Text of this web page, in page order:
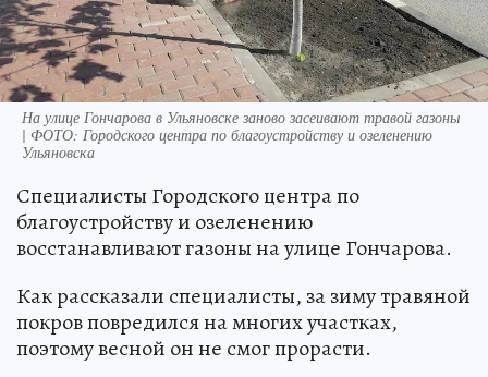
На улице Гончарова в Ульяновске заново засеивают травой газоны
| ФОТО: Городского центра по благоустройству и озеленению
Ульяновска
Специалисты Городского центра по
благоустройству и озеленению
восстанавливают газоны на улице Гончарова.
Как рассказали специалисты, за зиму травяной
покров повредился на многих участках,
поэтому весной он не смог прорасти.